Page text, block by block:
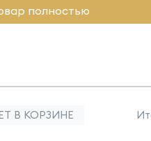
полностью
В КОРЗИНЕ